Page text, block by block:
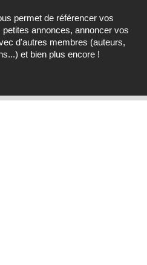
permet de référencer vos
annonces, annoncer vos
d'autres membres (auteurs,
et bien plus encore !